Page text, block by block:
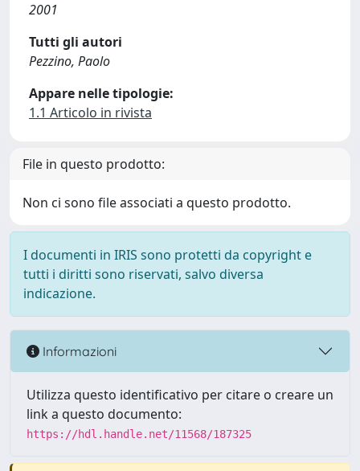
2001
Tutti gli autori
Pezzino, Paolo
Appare nelle tipologie:
1.1 Articolo in rivista
File in questo prodotto:
Non ci sono file associati a questo prodotto.
I documenti in IRIS sono protetti da copyright e
tutti i diritti sono riservati, salvo diversa
indicazione.
Informazioni
Utilizza questo identificativo per citare o creare un
link a questo documento:
https://hdl.handle.net/11568/187325